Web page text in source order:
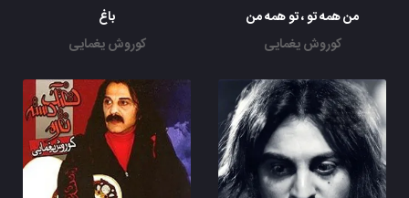
بعد از این تنها و گریون
می خورم غصه فراوون
من همه تو ، تو همه من
کوروش یغمایی
باغ
کوروش یغمایی